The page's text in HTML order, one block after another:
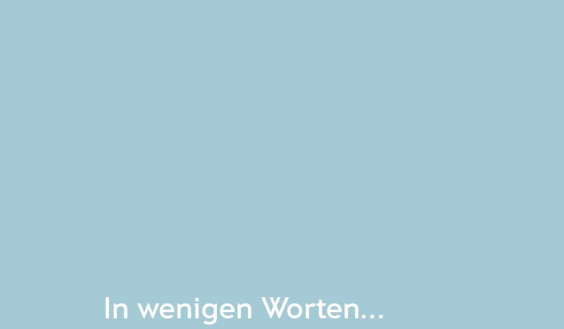
In wenigen Worten...